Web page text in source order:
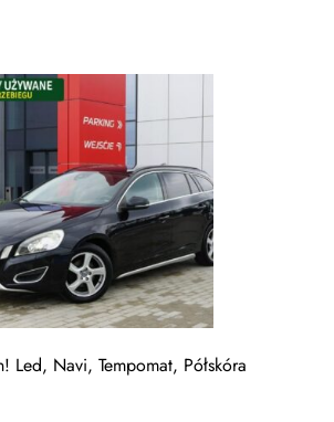
Led, Navi, Tempomat, Półskóra